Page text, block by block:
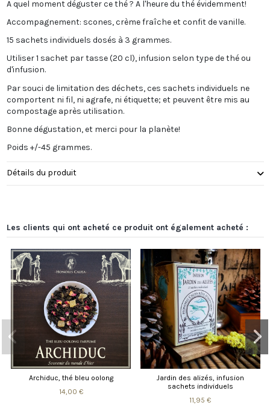
A quel moment déguster ce thé ? A l'heure du thé évidemment!
Accompagnement: scones, crème fraîche et confit de vanille.
15 sachets individuels dosés à 3 grammes.
Utiliser 1 sachet par tasse (20 cl), infusion selon type de thé ou
d'infusion.
Par souci de limitation des déchets, ces sachets individuels ne
comportent ni fil, ni agrafe, ni étiquette; et peuvent être mis au
compostage après utilisation.
Bonne dégustation, et merci pour la planète!
Poids +/-45 grammes.
Détails du produit
Les clients qui ont acheté ce produit ont également acheté :
Archiduc, thé bleu oolong
14,00 €
Jardin des alizés, infusion
sachets individuels
11,95 €